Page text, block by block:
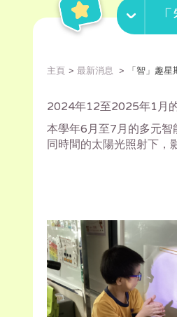
主頁 最新消息 「智」趣
2024年12至2025年1月
本學年6月至7月的多元智
同時間的太陽光照射下，